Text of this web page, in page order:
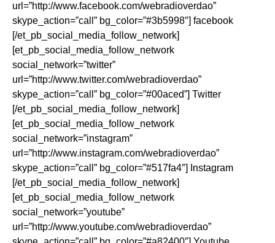
url=”http://www.facebook.com/webradioverdao”
skype_action=”call” bg_color=”#3b5998″] facebook
[/et_pb_social_media_follow_network]
[et_pb_social_media_follow_network
social_network=”twitter”
url=”http://www.twitter.com/webradioverdao”
skype_action=”call” bg_color=”#00aced”] Twitter
[/et_pb_social_media_follow_network]
[et_pb_social_media_follow_network
social_network=”instagram”
url=”http://www.instagram.com/webradioverdao”
skype_action=”call” bg_color=”#517fa4″] Instagram
[/et_pb_social_media_follow_network]
[et_pb_social_media_follow_network
social_network=”youtube”
url=”http://www.youtube.com/webradioverdao”